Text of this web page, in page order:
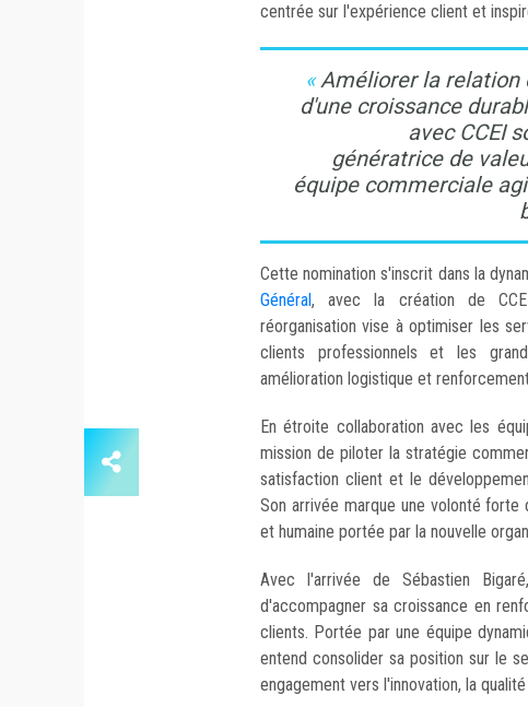
centrée sur l'expérience client et
Améliorer la relation
d'une croissance
avec CCEI
génératrice de
équipe commerciale
Cette nomination s'inscrit dans la
Général, avec la création de
réorganisation vise à optimiser les
clients professionnels et les
amélioration logistique et
En étroite collaboration avec les
mission de piloter la stratégie
satisfaction client et le
Son arrivée marque une volonté
et humaine portée par la nouvelle
Avec l'arrivée de Sébastien
d'accompagner sa croissance en
clients. Portée par une équipe
entend consolider sa position sur le
engagement vers l'innovation, la